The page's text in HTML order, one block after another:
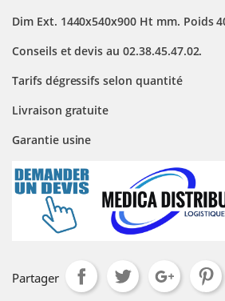
Dim Ext. 1440x540x900 Ht mm. Poids
Conseils et devis au 02.38.45.47.02.
Tarifs dégressifs selon quantité
Livraison gratuite
Garantie usine
Partager